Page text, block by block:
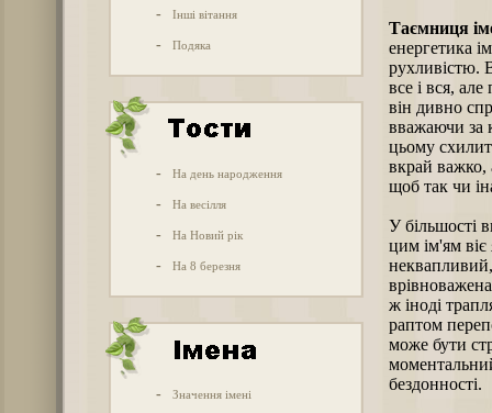
- Інші вітання
- Подяка
- На день народження
- На весілля
- На Новий рік
- На 8 березня
- Значення імені
Таємниця
енергетика
рухливістю.
все і вся,
він дивно
вважаючи за
цьому
вкрай важко,
щоб так чи
У більшості
цим ім'ям
ж іноді
раптом
може бути
бездонності.